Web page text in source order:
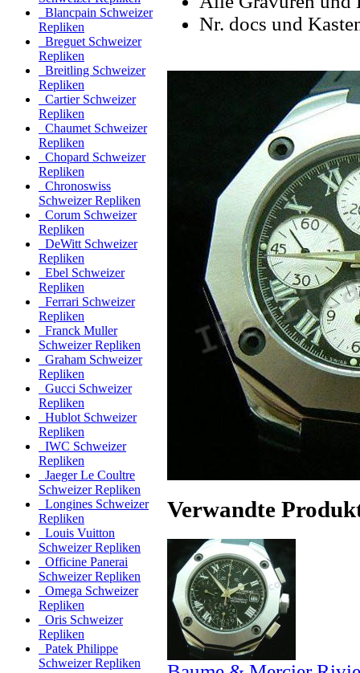
Blancpain Schweizer
Repliken
Breguet Schweizer
Repliken
Breitling Schweizer
Repliken
Cartier Schweizer
Repliken
Chaumet Schweizer
Repliken
Chopard Schweizer
Repliken
Chronoswiss
Schweizer Repliken
Corum Schweizer
Repliken
DeWitt Schweizer
Repliken
Ebel Schweizer
Repliken
Ferrari Schweizer
Repliken
Franck Muller
Schweizer Repliken
Graham Schweizer
Repliken
Gucci Schweizer
Repliken
Hublot Schweizer
Repliken
IWC Schweizer
Repliken
Jaeger Le Coultre
Schweizer Repliken
Longines Schweizer
Repliken
Louis Vuitton
Schweizer Repliken
Officine Panerai
Schweizer Repliken
Omega Schweizer
Repliken
Oris Schweizer
Repliken
Patek Philippe
Schweizer Repliken
Nr. docs und
Verwandte